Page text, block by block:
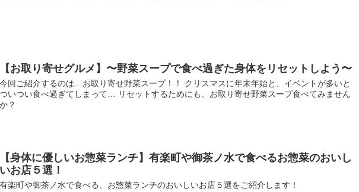
【お取り寄せグルメ】〜野菜スープで食べ過ぎた身体をリセットしよう〜
今回ご紹介するのは…お取り寄せ野菜スープ！！ クリスマスに年末年始と、イベントが多いと
ついつい食べ過ぎてしまって… リセットするためにも、お取り寄せ野菜スープ食べてみません
か？
【身体に優しいお惣菜ランチ】有楽町や御茶ノ水で食べるお惣菜のおいし
いお店５選！
有楽町や御茶ノ水で食べる、お惣菜ランチのおいしいお店５選をご紹介します！